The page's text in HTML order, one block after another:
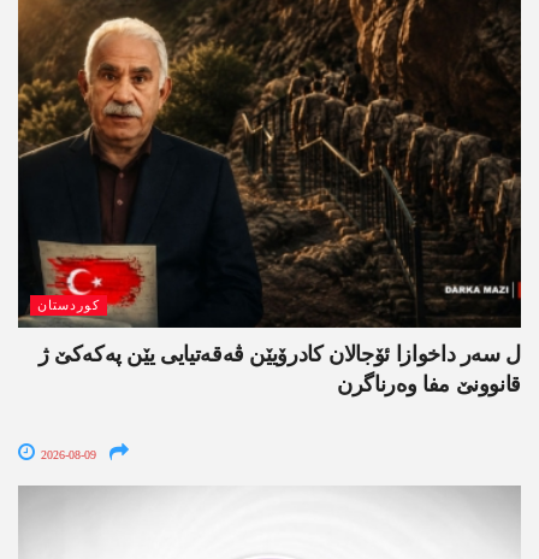
کوردستان
ل سەر داخوازا ئۆجالان کادرۆیێن ڤەقەتیایی یێن پەکەکێ ژ
قانوونێ مفا وەرناگرن
2026-08-09